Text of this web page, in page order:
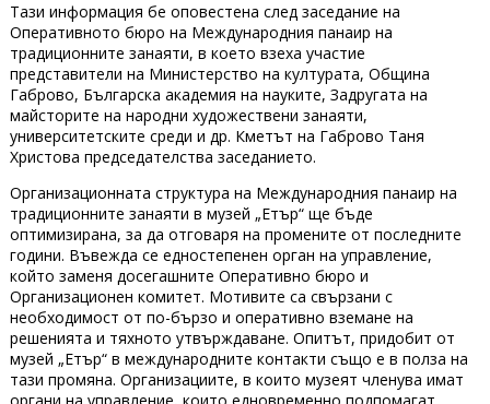
Тази информация бе оповестена след заседание на
Оперативното бюро на Международния панаир на
традиционните занаяти, в което взеха участие
представители на Министерство на културата, Община
Габрово, Българска академия на науките, Задругата на
майсторите на народни художествени занаяти,
университетските среди и др. Кметът на Габрово Таня
Христова председателства заседанието.
Организационната структура на Международния панаир на
традиционните занаяти в музей „Етър“ ще бъде
оптимизирана, за да отговаря на промените от последните
години. Въвежда се едностепенен орган на управление,
който заменя досегашните Оперативно бюро и
Организационен комитет. Мотивите са свързани с
необходимост от по-бързо и оперативно вземане на
решенията и тяхното утвърждаване. Опитът, придобит от
музей „Етър“ в международните контакти също е в полза на
тази промяна. Организациите, в които музеят членува имат